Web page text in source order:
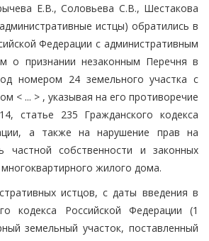
Е.В., Соловьева С.В., Шестакова
истцы) обратились в
Федерации с административным
о признании незаконным Перечня в
номером 24 земельного участка с
< ... > , указывая на его противоречие
статье 235 Гражданского кодекса
а также на нарушение прав на
частной собственности и законных
жилого дома.
истцов, с даты введения в
кодекса Российской Федерации (1
земельный участок, поставленный